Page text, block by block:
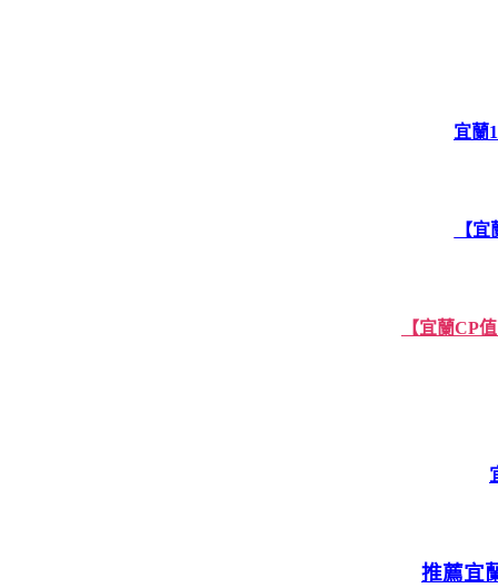
宜蘭
【
【宜蘭CP
推薦宜